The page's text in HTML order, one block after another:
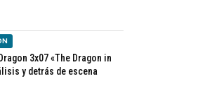
3x07 «The Dragon in
y detrás de escena